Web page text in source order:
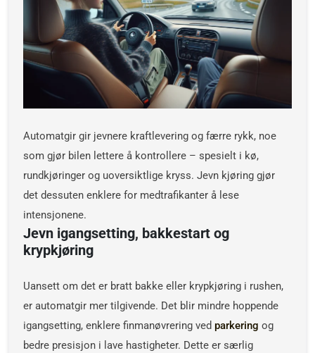
Automatgir gir jevnere kraftlevering og færre rykk, noe
som gjør bilen lettere å kontrollere – spesielt i kø,
rundkjøringer og uoversiktlige kryss. Jevn kjøring gjør
det dessuten enklere for medtrafikanter å lese
intensjonene.
Jevn igangsetting, bakkestart og
krypkjøring
Uansett om det er bratt bakke eller krypkjøring i rushen,
er automatgir mer tilgivende. Det blir mindre hoppende
igangsetting, enklere finmanøvrering ved parkering og
bedre presisjon i lave hastigheter. Dette er særlig